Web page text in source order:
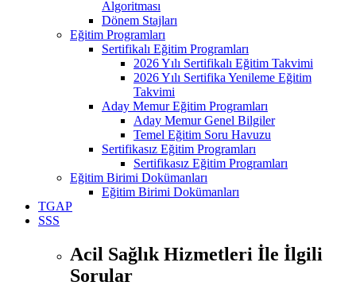
Algoritması
Dönem Stajları
Eğitim Programları
Sertifikalı Eğitim Programları
2026 Yılı Sertifikalı Eğitim Takvimi
2026 Yılı Sertifika Yenileme Eğitim
Takvimi
Aday Memur Eğitim Programları
Aday Memur Genel Bilgiler
Temel Eğitim Soru Havuzu
Sertifikasız Eğitim Programları
Sertifikasız Eğitim Programları
Eğitim Birimi Dokümanları
Eğitim Birimi Dokümanları
TGAP
SSS
Acil Sağlık Hizmetleri İle İlgili
Sorular